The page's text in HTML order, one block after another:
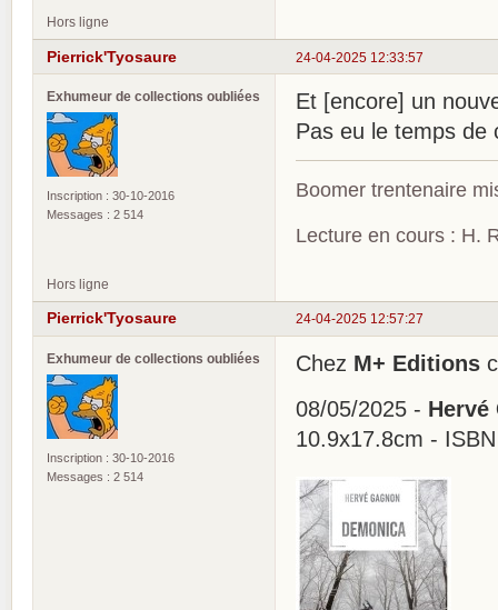
Hors ligne
24-04-2025 12:33:57
Pierrick'Tyosaure
Exhumeur de collections oubliées
Inscription : 30-10-2016
Messages : 2 514
Et [encore] un
Pas eu le temps de
Boomer trentenaire
Lecture en cours : H.
Hors ligne
24-04-2025 12:57:27
Pierrick'Tyosaure
Exhumeur de collections oubliées
Inscription : 30-10-2016
Messages : 2 514
Chez M+ Editions
08/05/2025 - Hervé
10.9x17.8cm -